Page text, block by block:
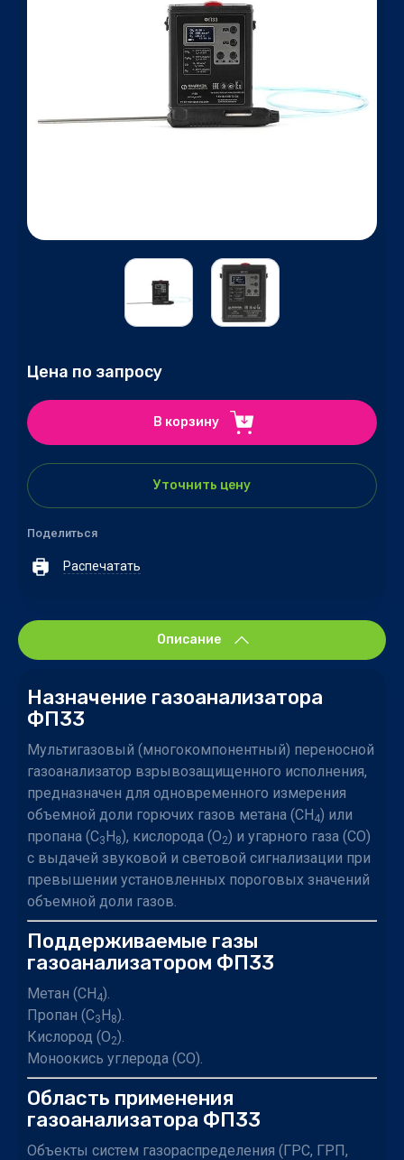
Цена по запросу
В корзину
Уточнить цену
Поделиться
Распечатать
Описание
Назначение газоанализатора
ФП33
Мультигазовый (многокомпонентный) переносной
газоанализатор взрывозащищенного исполнения,
предназначен для одновременного измерения
объемной доли горючих газов метана (СН4) или
пропана (С3Н8), кислорода (О2) и угарного газа (СО)
с выдачей звуковой и световой сигнализации при
превышении установленных пороговых значений
объемной доли газов.
Поддерживаемые газы
газоанализатором ФП33
Метан (CH4).
Пропан (C3H8).
Кислород (O2).
Моноокись углерода (CO).
Область применения
газоанализатора ФП33
Объекты систем газораспределения (ГРС, ГРП,